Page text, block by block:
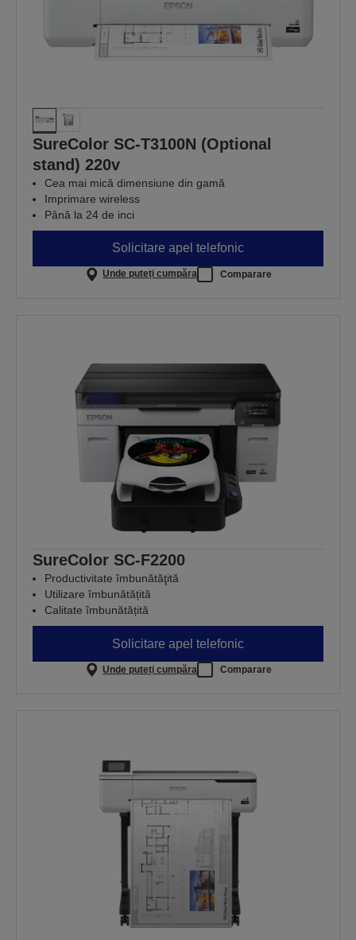
SureColor SC-T3100N (Optional
stand) 220v
Cea mai mică dimensiune din gamă
Imprimare wireless
Până la 24 de inci
Solicitare apel telefonic
Unde puteți cumpăra Comparare
SureColor SC-F2200
Productivitate îmbunătăţită
Utilizare îmbunătățită
Calitate îmbunătățită
Solicitare apel telefonic
Unde puteți cumpăra Comparare